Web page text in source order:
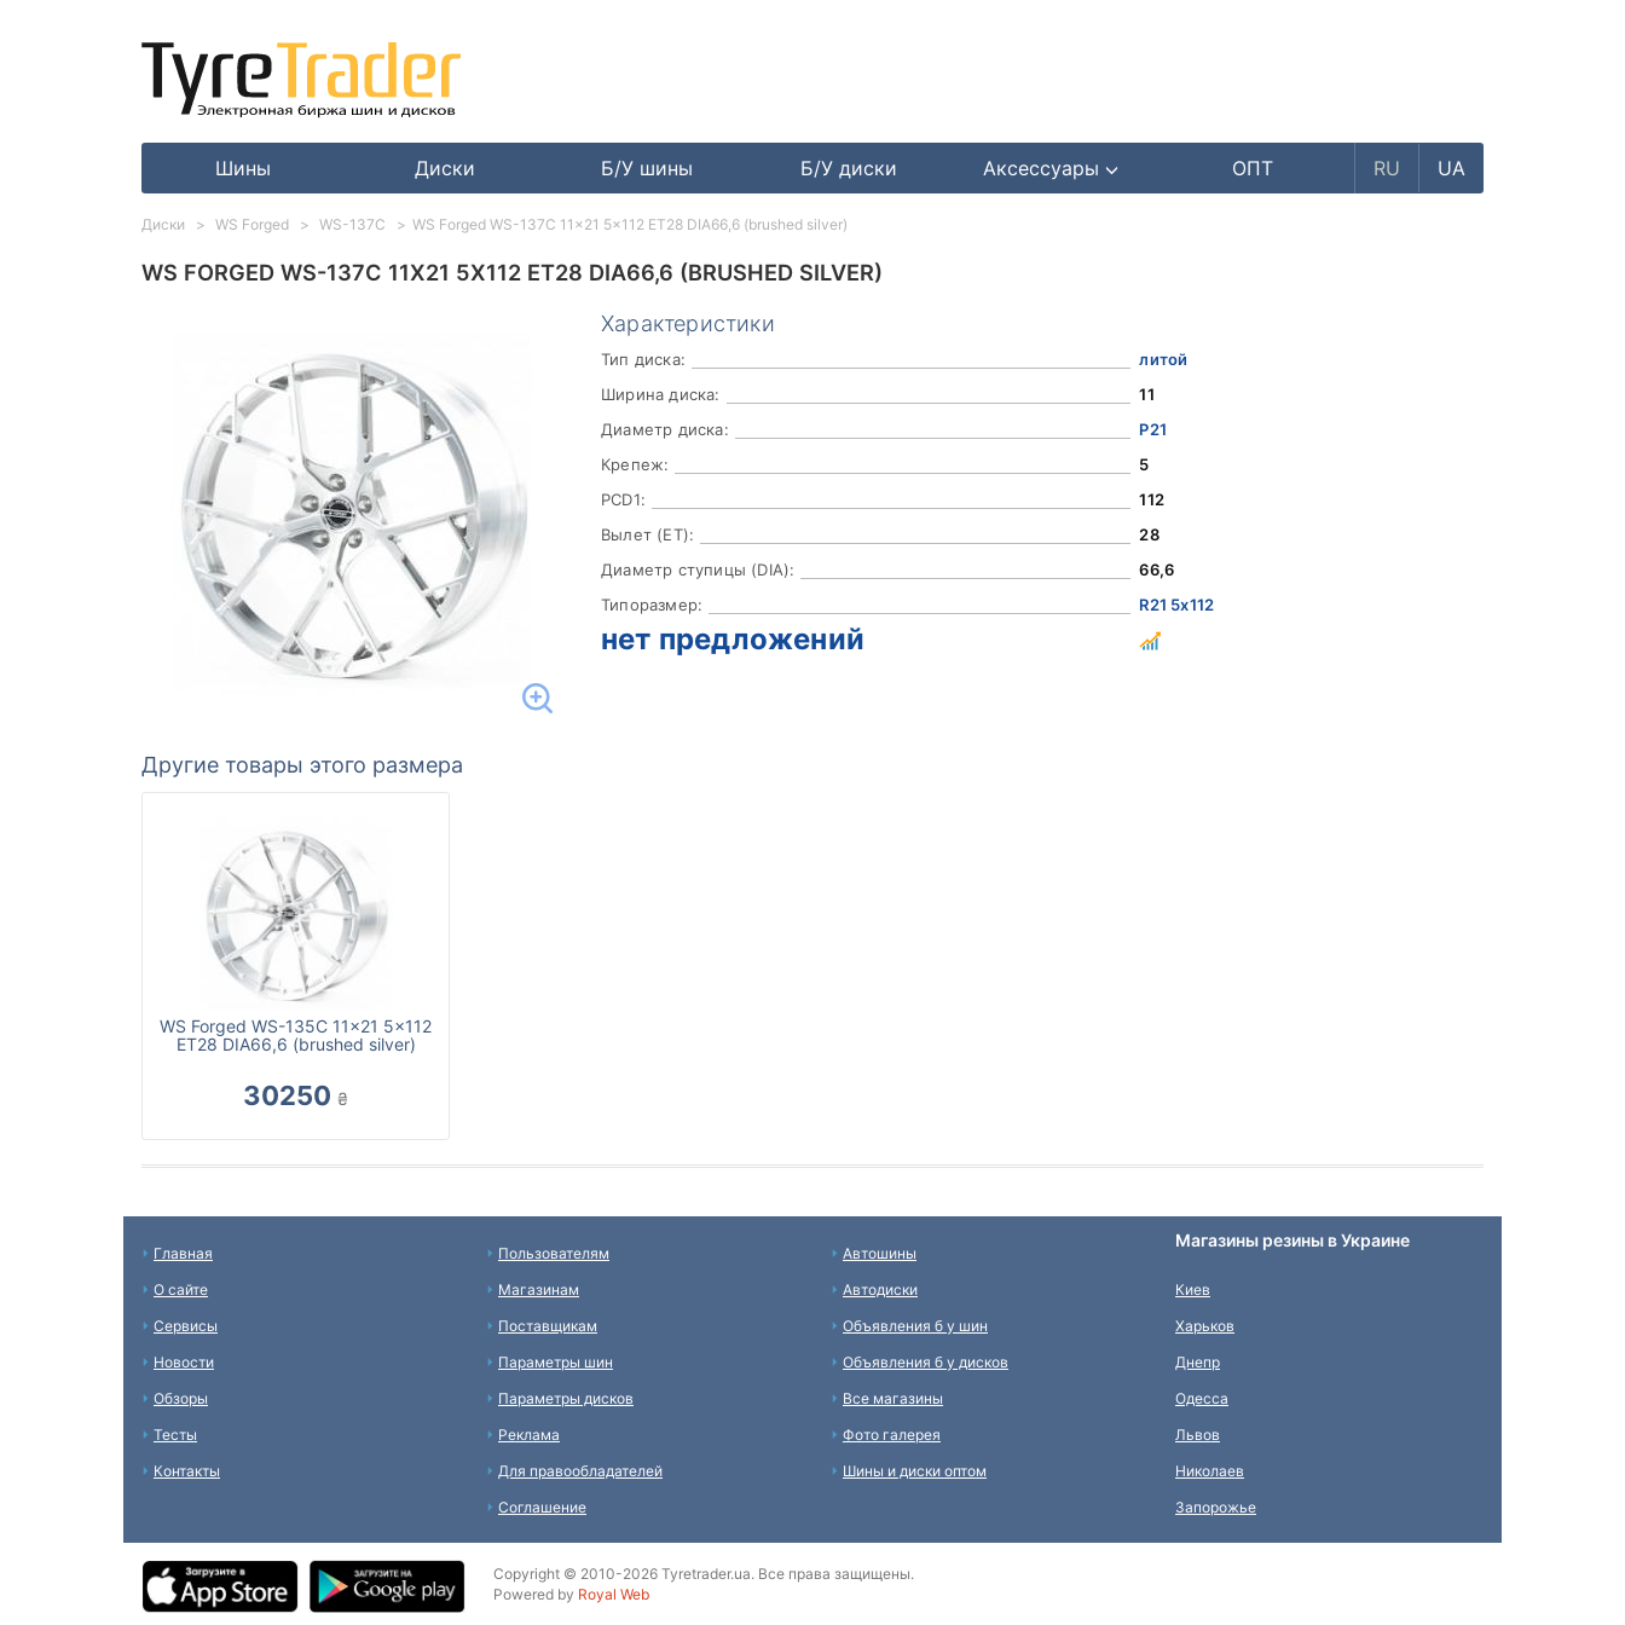
Шины Диски Б/У шины Б/У диски Аксессуары ОПТ RU UA
WS FORGED WS-137C 11X21 5X112 ET28 DIA66,6 (BRUSHED SILVER)
Характеристики
Тип диска:
литой
Ширина диска:
11
Диаметр диска:
Р21
Крепеж:
5
PCD1:
112
Вылет (ET):
28
Диаметр ступицы (DIA):
66,6
Типоразмер:
R21 5x112
нет предложений
Другие товары этого размера
WS Forged WS-135C 11x21 5x112
ET28 DIA66,6 (brushed silver)
30250 ₴
Диски WS Forged WS-137C WS Forged WS-137C 11x21 5x112 ET28 DIA66,6 (brushed silver)
Главная
О сайте
Сервисы
Новости
Обзоры
Тесты
Контакты
Пользователям
Магазинам
Поставщикам
Параметры шин
Параметры дисков
Реклама
Для правообладателей
Соглашение
Автошины
Автодиски
Объявления б у шин
Объявления б у дисков
Все магазины
Фото галерея
Шины и диски оптом
Магазины резины в Украине
Киев
Харьков
Днепр
Одесса
Львов
Николаев
Запорожье
Copyright © 2010-2026 Tyretrader.ua. Все права защищены.
Powered by Royal Web